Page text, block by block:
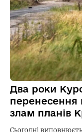
Два роки
перенесення
злам планів